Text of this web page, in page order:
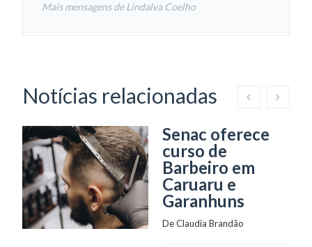
Mais mensagens de Lindalva Coelho
Notícias relacionadas
Senac oferece
curso de
Barbeiro em
Caruaru e
Garanhuns
De Claudia Brandão